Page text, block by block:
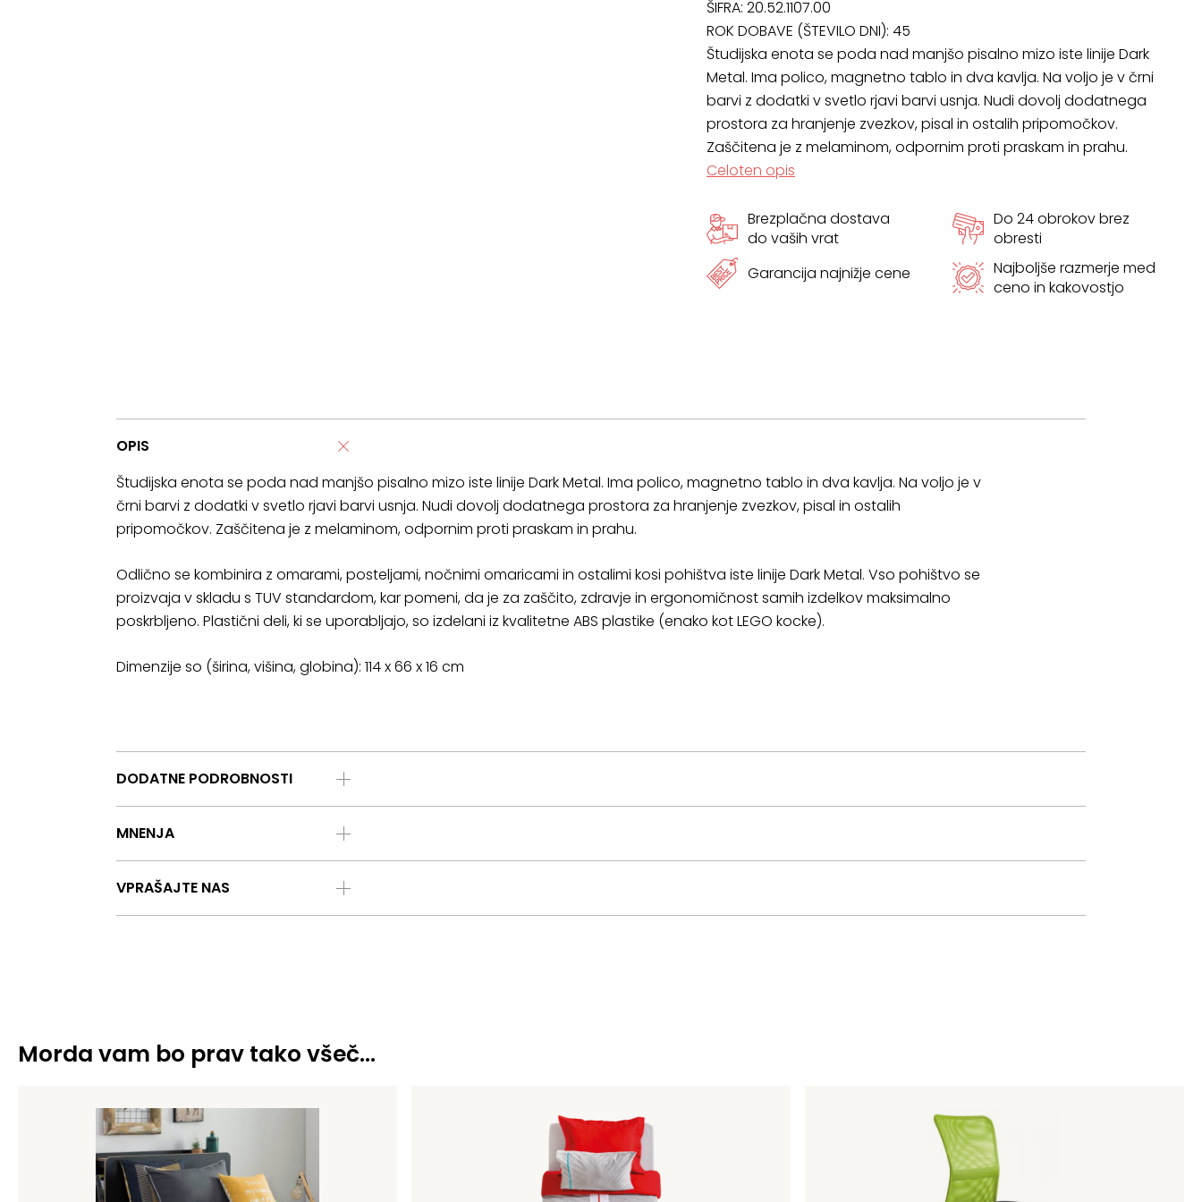
16
cm
količina
ŠIFRA: 20.52.1107.00
ROK DOBAVE (ŠTEVILO DNI): 45
Študijska enota se poda nad manjšo pisalno mizo iste linije Dark
Metal. Ima polico, magnetno tablo in dva kavlja. Na voljo je v črni
barvi z dodatki v svetlo rjavi barvi usnja. Nudi dovolj dodatnega
prostora za hranjenje zvezkov, pisal in ostalih pripomočkov.
Zaščitena je z melaminom, odpornim proti praskam in prahu.
Celoten opis
Brezplačna dostava
do vaših vrat
Do 24 obrokov brez
obresti
Garancija najnižje cene
Najboljše razmerje med
ceno in kakovostjo
OPIS
Študijska enota se poda nad manjšo pisalno mizo iste linije Dark Metal. Ima polico, magnetno tablo in dva kavlja. Na voljo je v
črni barvi z dodatki v svetlo rjavi barvi usnja. Nudi dovolj dodatnega prostora za hranjenje zvezkov, pisal in ostalih
pripomočkov. Zaščitena je z melaminom, odpornim proti praskam in prahu.
Odlično se kombinira z omarami, posteljami, nočnimi omaricami in ostalimi kosi pohištva iste linije Dark Metal. Vso pohištvo se
proizvaja v skladu s TUV standardom, kar pomeni, da je za zaščito, zdravje in ergonomičnost samih izdelkov maksimalno
poskrbljeno. Plastični deli, ki se uporabljajo, so izdelani iz kvalitetne ABS plastike (enako kot LEGO kocke).
Dimenzije so (širina, višina, globina): 114 x 66 x 16 cm
DODATNE PODROBNOSTI
MNENJA
VPRAŠAJTE NAS
Morda vam bo prav tako všeč…